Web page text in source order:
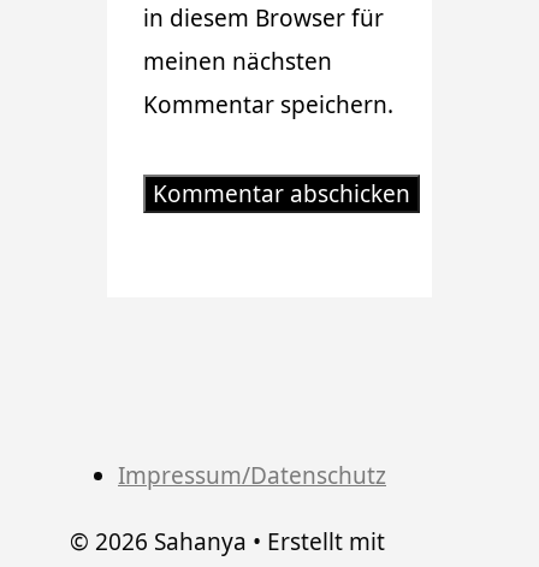
in diesem Browser für
meinen nächsten
Kommentar speichern.
Impressum/Datenschutz
© 2026 Sahanya • Erstellt mit